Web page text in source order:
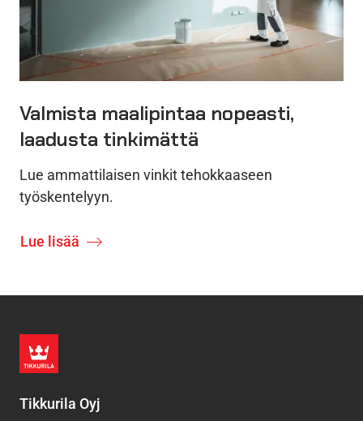
Valmista maalipintaa nopeasti,
laadusta tinkimättä
Lue ammattilaisen vinkit tehokkaaseen
työskentelyyn.
Lue lisää
Tikkurila Oyj